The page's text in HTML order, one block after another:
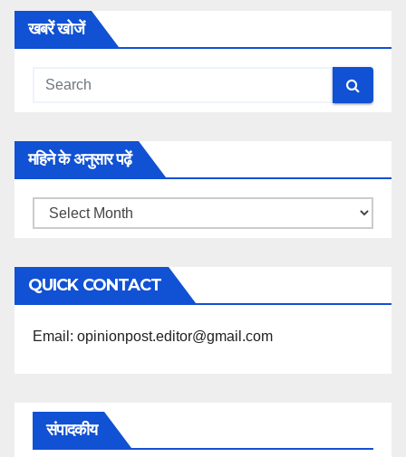
खबरें खोजें
महिने के अनुसार पढ़ें
महिने
अनुसार
पढ़ें
QUICK CONTACT
Email: opinionpost.editor@gmail.com
संपादकीय